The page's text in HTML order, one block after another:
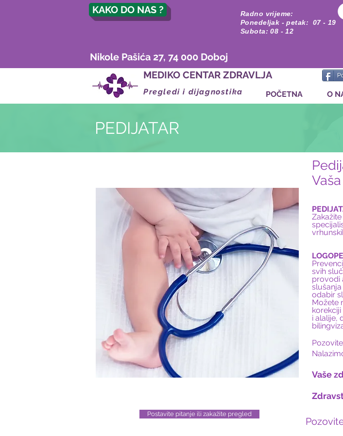
KAKO DO NAS ?
Radno vrijeme:
Ponedeljak - petak: 07 - 19
Subota: 08 - 12
Nikole Pašića 27, 74 000 Doboj
MEDIKO CENTAR ZDRAVLJA
Pregledi i dijagnostika POČETNA O
PEDIJATAR
Postavite pitanje ili zakažite pregled
svih
provodi
odabir
Možete
i alalije,
Vaše